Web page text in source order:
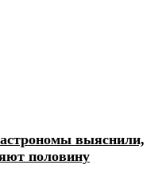
выяснили,
половину